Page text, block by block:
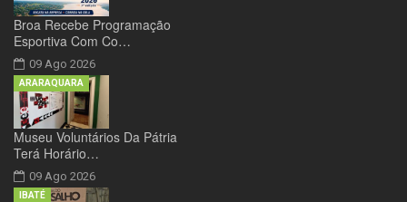
Broa Recebe Programação
Esportiva Com Co…
09 Ago 2026
Museu Voluntários Da Pátria
Terá Horário…
09 Ago 2026
ARARAQUARA
IBATÉ